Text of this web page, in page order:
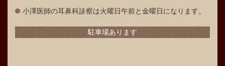
小澤医師の耳鼻科診察は火曜日午前と金曜日になります。
駐車場あります